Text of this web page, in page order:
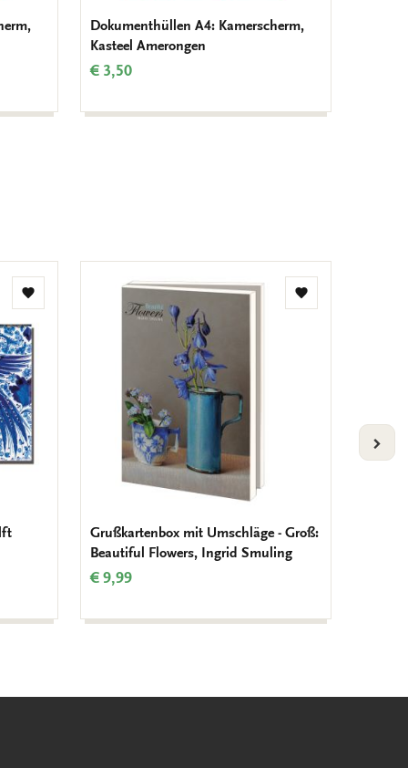
Dokumenthüllen A4: Kamerscherm,
Kasteel Amerongen
€ 3,50
Zur
hinzufügen
Zur
Grußkartenbox mit Umschläge - Groß:
Beautiful Flowers, Ingrid Smuling
€ 9,99